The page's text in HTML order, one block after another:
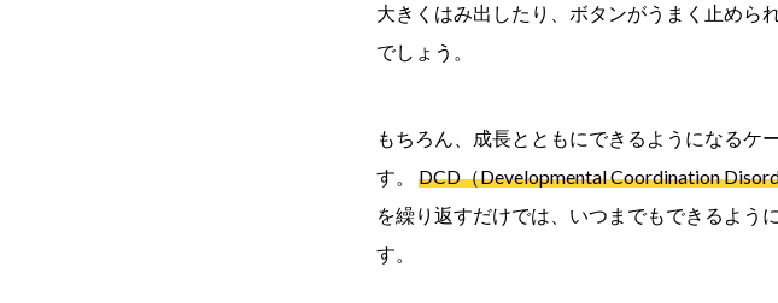
大きくはみ出したり、ボタンがうまく止めら
でしょう。
もちろん、成長とともにできるようになるケ
す。
DCD（Developmental Coordination
を繰り返すだけでは、いつまでもできるよう
す。